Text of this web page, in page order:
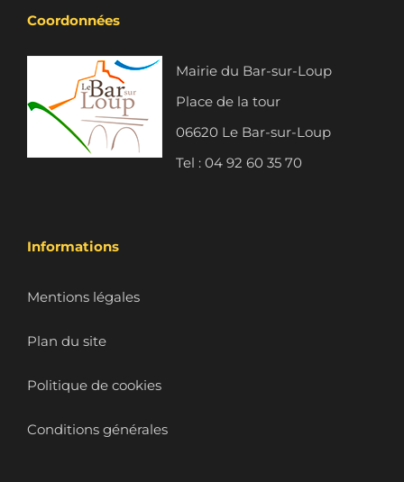
Coordonnées
Mairie du Bar-sur-Loup
Place de la tour
06620 Le Bar-sur-Loup
Tel : 04 92 60 35 70
Informations
Mentions légales
Plan du site
Politique de cookies
Conditions générales